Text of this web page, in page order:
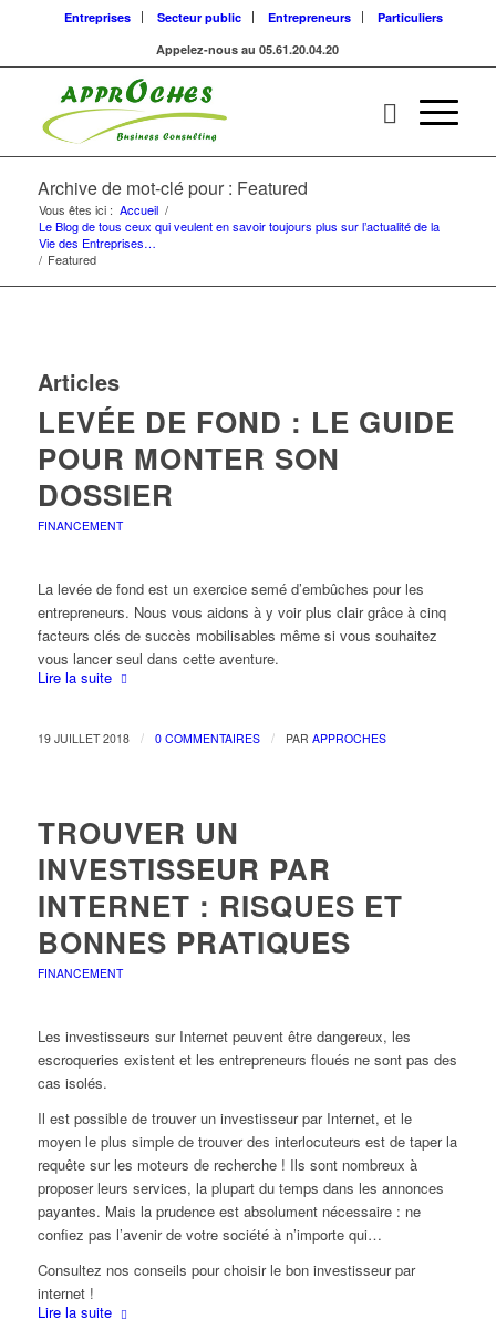
Entreprises Secteur public Entrepreneurs
Particuliers
Appelez-nous au 05.61.20.04.20
Archive de mot-clé pour : Featured
Vous êtes ici : Accueil /
Le Blog de tous ceux qui veulent en savoir toujours plus sur l’actualité de la
Vie des Entreprises…
/ Featured
Articles
LEVÉE DE FOND : LE GUIDE
POUR MONTER SON
DOSSIER
FINANCEMENT
La levée de fond est un exercice semé d’embûches pour les
entrepreneurs. Nous vous aidons à y voir plus clair grâce à cinq
facteurs clés de succès mobilisables même si vous souhaitez
vous lancer seul dans cette aventure.
Lire la suite
19 JUILLET 2018 / 0 COMMENTAIRES / PAR APPROCHES
TROUVER UN
INVESTISSEUR PAR
INTERNET : RISQUES ET
BONNES PRATIQUES
FINANCEMENT
Les investisseurs sur Internet peuvent être dangereux, les
escroqueries existent et les entrepreneurs floués ne sont pas des
cas isolés.
Il est possible de trouver un investisseur par Internet, et le
moyen le plus simple de trouver des interlocuteurs est de taper la
requête sur les moteurs de recherche ! Ils sont nombreux à
proposer leurs services, la plupart du temps dans les annonces
payantes. Mais la prudence est absolument nécessaire : ne
confiez pas l’avenir de votre société à n’importe qui…
Consultez nos conseils pour choisir le bon investisseur par
internet !
Lire la suite